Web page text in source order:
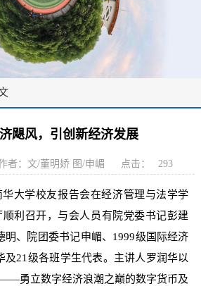
飓风，引创新经济发展
者：文/董明娇 图/申嵋 点击： 293
大学校友报告会在经济管理与法学学
顺利召开，与会人员有院党委书记彭建
明、院团委书记申嵋、1999级国际经济
及21级各班学生代表。主讲人罗润华以
勇立数字经济浪潮之巅的数字货币及